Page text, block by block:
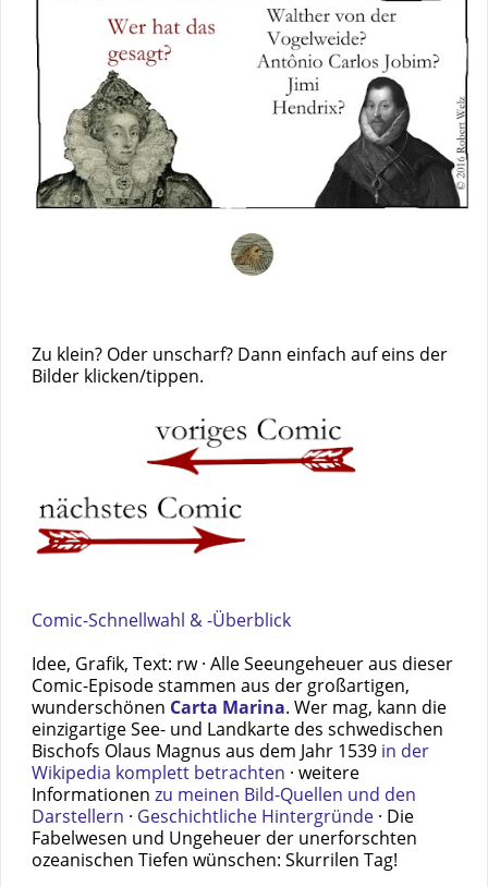
Zu klein? Oder unscharf? Dann einfach auf eins der
Bilder klicken/tippen.
Comic-Schnellwahl & -Überblick
Idee, Grafik, Text: rw · Alle Seeungeheuer aus dieser
Comic-Episode stammen aus der großartigen,
wunderschönen Carta Marina. Wer mag, kann die
einzigartige See- und Landkarte des schwedischen
Bischofs Olaus Magnus aus dem Jahr 1539 in der
Wikipedia komplett betrachten · weitere
Informationen zu meinen Bild-Quellen und den
Darstellern · Geschichtliche Hintergründe · Die
Fabelwesen und Ungeheuer der unerforschten
ozeanischen Tiefen wünschen: Skurrilen Tag!